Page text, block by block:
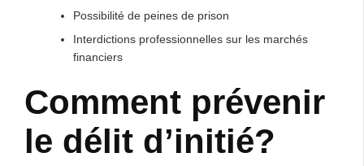
Possibilité de peines de prison
Interdictions professionnelles sur les marchés
financiers
Comment prévenir
le délit d’initié?